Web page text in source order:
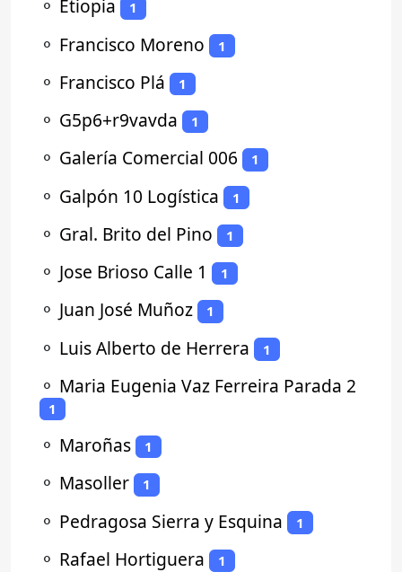
⚬ Etiopia 1
⚬ Francisco Moreno 1
⚬ Francisco Plá 1
⚬ G5p6+r9vavda 1
⚬ Galería Comercial 006 1
⚬ Galpón 10 Logística 1
⚬ Gral. Brito del Pino 1
⚬ Jose Brioso Calle 1 1
⚬ Juan José Muñoz 1
⚬ Luis Alberto de Herrera 1
⚬ Maria Eugenia Vaz Ferreira Parada 2
1
⚬ Maroñas 1
⚬ Masoller 1
⚬ Pedragosa Sierra y Esquina 1
⚬ Rafael Hortiguera 1